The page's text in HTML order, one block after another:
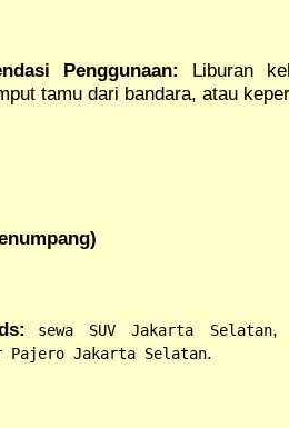
Penggunaan: Liburan
tamu dari bandara, atau
sewa SUV Jakarta Selatan,
Pajero Jakarta Selatan.